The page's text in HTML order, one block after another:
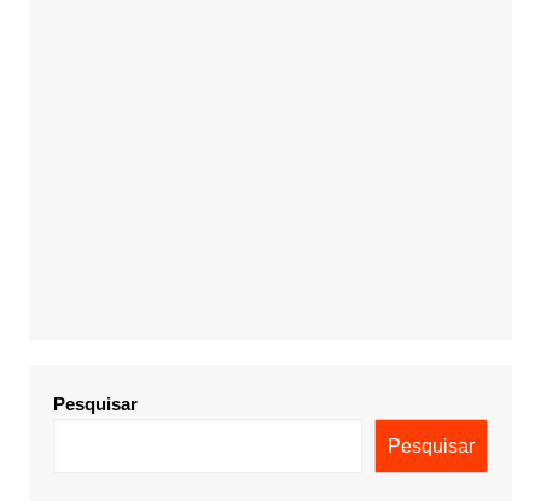
Pesquisar
Pesquisar